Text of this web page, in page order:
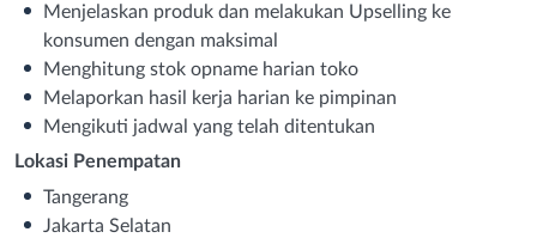
Menjelaskan produk dan melakukan Upselling ke
konsumen dengan maksimal
Menghitung stok opname harian toko
Melaporkan hasil kerja harian ke pimpinan
Mengikuti jadwal yang telah ditentukan
Lokasi Penempatan
Tangerang
Jakarta Selatan